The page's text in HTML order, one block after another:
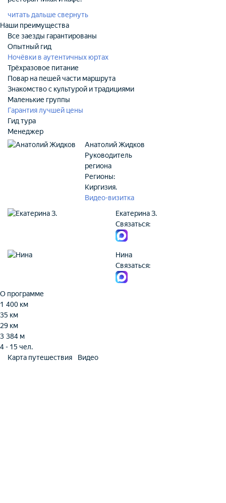
читать дальше свернуть
Наши преимущества
Все заезды гарантированы
Опытный гид
Ночёвки в аутентичных юртах
Трёхразовое питание
Повар на пешей части маршрута
Знакомство с культурой и традициями
Маленькие группы
Гарантия лучшей цены
Гид тура
Менеджер
Анатолий Жидков
Руководитель
региона
Регионы:
Киргизия.
Видео-визитка
Екатерина З.
Связаться:
Нина
Связаться:
О программе
1 400 км
35 км
29 км
3 384 м
4 - 15 чел.
Карта путешествия
Видео